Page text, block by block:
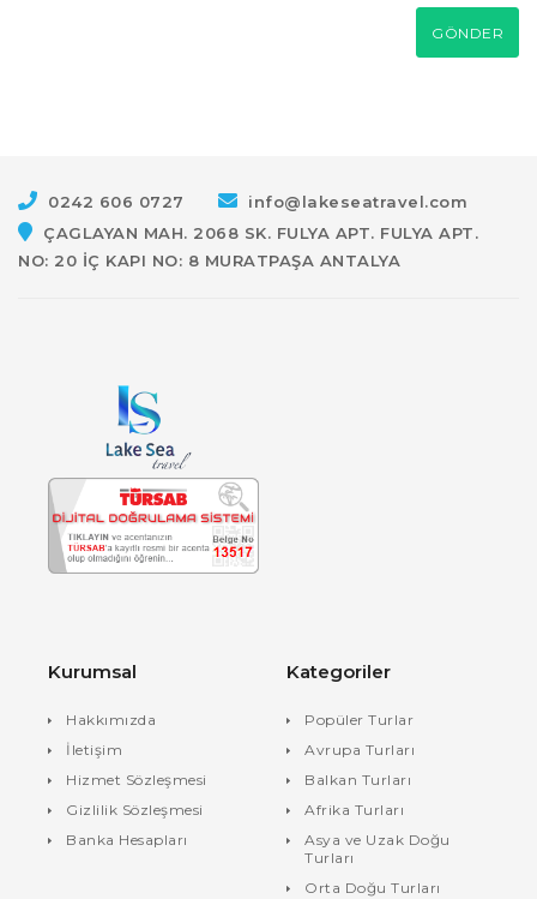
GÖNDER
0242 606 0727
info@lakeseatravel.com
ÇAGLAYAN MAH. 2068 SK. FULYA APT. FULYA APT.
NO: 20 İÇ KAPI NO: 8 MURATPAŞA ANTALYA
Kurumsal
Hakkımızda
İletişim
Hizmet Sözleşmesi
Gizlilik Sözleşmesi
Banka Hesapları
Kategoriler
Popüler Turlar
Avrupa Turları
Balkan Turları
Afrika Turları
Asya ve Uzak Doğu
Turları
Orta Doğu Turları